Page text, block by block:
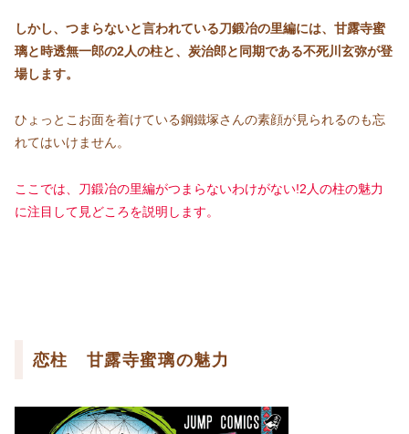
しかし、つまらないと言われている刀鍛冶の里編には、甘露寺蜜
璃と時透無一郎の2人の柱と、炭治郎と同期である不死川玄弥が登
場します。
ひょっとこお面を着けている鋼鐵塚さんの素顔が見られるのも忘
れてはいけません。
ここでは、刀鍛冶の里編がつまらないわけがない!2人の柱の魅力
に注目して見どころを説明します。
恋柱 甘露寺蜜璃の魅力